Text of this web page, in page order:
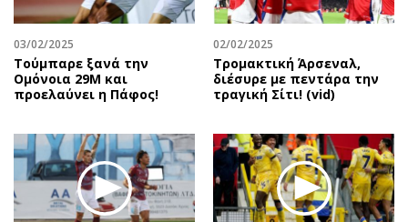
03/02/2025
Τούμπαρε ξανά την
Ομόνοια 29Μ και
προελαύνει η Πάφος!
02/02/2025
Τρομακτική Άρσεναλ,
διέσυρε με πεντάρα την
τραγική Σίτι! (vid)